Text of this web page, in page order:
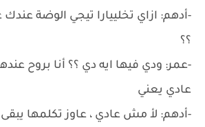
-أدهم: ازاي تخلييارا تيجي الوضة
؟؟
-عمر: ودي فيها ايه دي ؟؟ أنا بروح
عادي يعني
-أدهم: لأ مش عادي ، عاوز تكلمها يبقى